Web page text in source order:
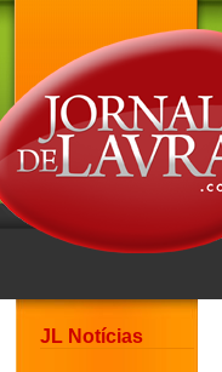
JL Notícias